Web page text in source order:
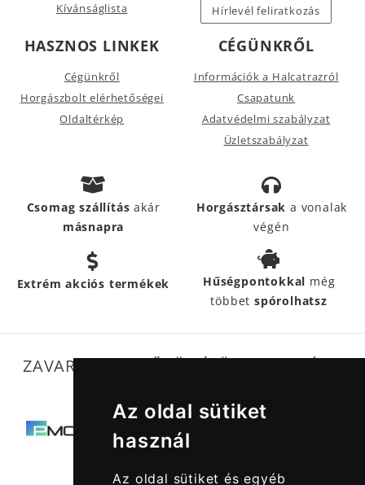
Az oldal sütiket
használ
Az oldal sütiket és egyéb
Kívánságlista
Hírlevél feliratkozás
HASZNOS LINKEK
Cégünkről
Horgászbolt elérhetőségei
Oldaltérkép
CÉGÜNKRŐL
Információk a Halcatrazról
Csapatunk
Adatvédelmi szabályzat
Üzletszabályzat
Csomag szállításakár
másnapra
Horgásztársak a vonalak
végén
Extrém akciós termékek Hűségpontokkal még
többetspórolhatsz
ZAVARTALAN MŰKÖDÉSÜNKET SEGÍTIK